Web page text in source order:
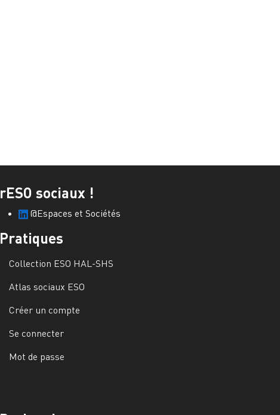
rESO sociaux !
@Espaces et Sociétés
Pratiques
Collection ESO HAL-SHS
Atlas sociaux ESO
Créer un compte
Se connecter
Mot de passe